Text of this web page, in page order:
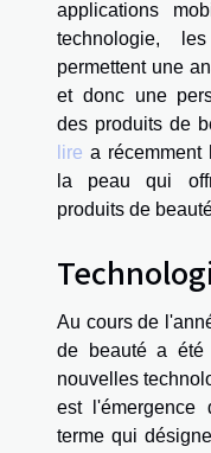
applications
technologie,
permettent une
et donc une
des produits de
lire a récemment
la peau qui
produits de
Au cours de
de beauté a été
nouvelles
est l'émergence
terme qui